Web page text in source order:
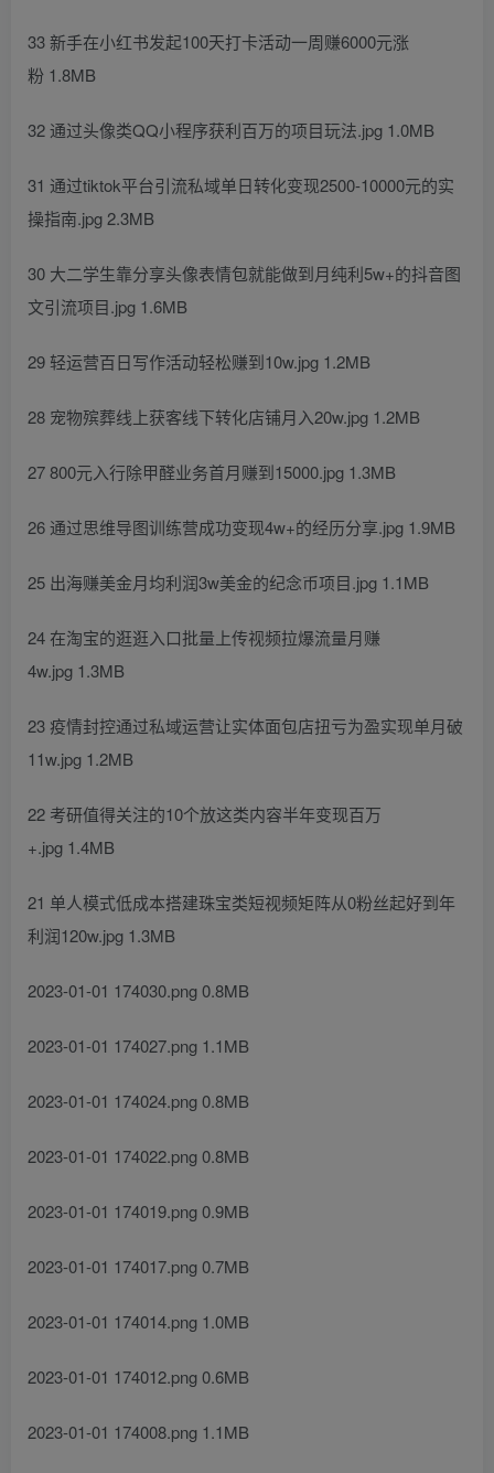
33 新手在小红书发起100天打卡活动一周赚6000元涨
粉 1.8MB
32 通过头像类QQ小程序获利百万的项目玩法.jpg 1.0MB
31 通过tiktok平台引流私域单日转化变现2500-10000元的实
操指南.jpg 2.3MB
30 大二学生靠分享头像表情包就能做到月纯利5w+的抖音图
文引流项目.jpg 1.6MB
29 轻运营百日写作活动轻松赚到10w.jpg 1.2MB
28 宠物殡葬线上获客线下转化店铺月入20w.jpg 1.2MB
27 800元入行除甲醛业务首月赚到15000.jpg 1.3MB
26 通过思维导图训练营成功变现4w+的经历分享.jpg 1.9MB
25 出海赚美金月均利润3w美金的纪念币项目.jpg 1.1MB
24 在淘宝的逛逛入口批量上传视频拉爆流量月赚
4w.jpg 1.3MB
23 疫情封控通过私域运营让实体面包店扭亏为盈实现单月破
11w.jpg 1.2MB
22 考研值得关注的10个放这类内容半年变现百万
+.jpg 1.4MB
21 单人模式低成本搭建珠宝类短视频矩阵从0粉丝起好到年
利润120w.jpg 1.3MB
2023-01-01 174030.png 0.8MB
2023-01-01 174027.png 1.1MB
2023-01-01 174024.png 0.8MB
2023-01-01 174022.png 0.8MB
2023-01-01 174019.png 0.9MB
2023-01-01 174017.png 0.7MB
2023-01-01 174014.png 1.0MB
2023-01-01 174012.png 0.6MB
2023-01-01 174008.png 1.1MB